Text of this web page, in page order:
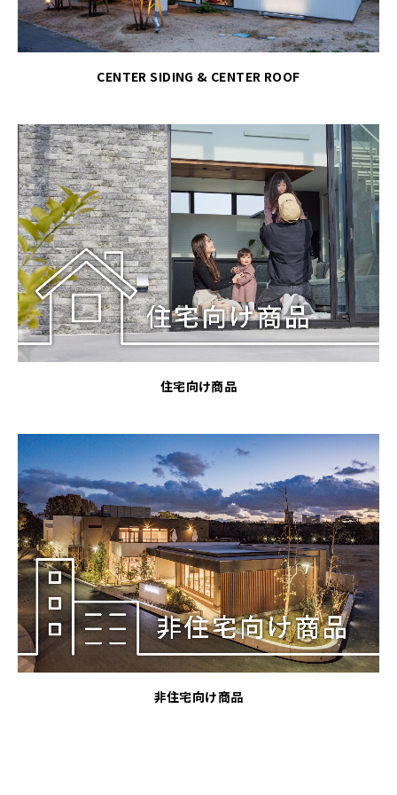
CENTER SIDING & CENTER ROOF
住宅向け商品
非住宅向け商品